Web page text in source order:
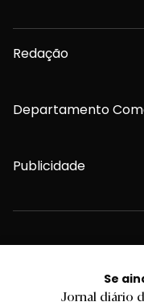
Se
Jornal diário
Redação
Departamento
Publicidade
Privacidade e Cookies
Declaração de